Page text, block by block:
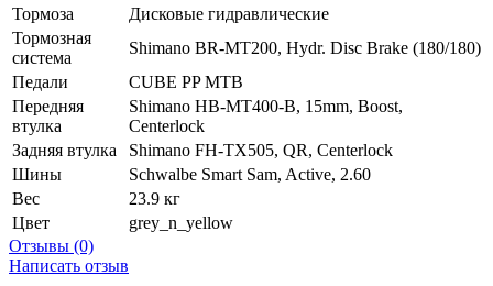
Тормоза
Дисковые гидравлические
Тормозная
система
Shimano BR-MT200, Hydr. Disc Brake (180/180)
Педали
CUBE PP MTB
Передняя
втулка
Shimano HB-MT400-B, 15mm, Boost,
Centerlock
Задняя втулка
Shimano FH-TX505, QR, Centerlock
Шины
Schwalbe Smart Sam, Active, 2.60
Вес
23.9 кг
Цвет
grey_n_yellow
Отзывы (0)
Написать отзыв